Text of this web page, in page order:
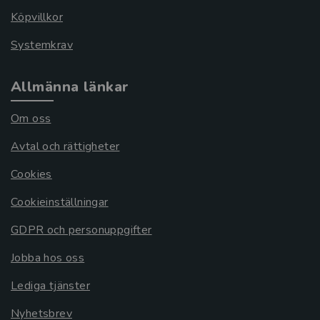
Köpvillkor
Systemkrav
Allmänna länkar
Om oss
Avtal och rättigheter
Cookies
Cookieinställningar
GDPR och personuppgifter
Jobba hos oss
Lediga tjänster
Nyhetsbrev